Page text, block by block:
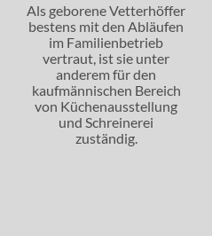
Als geborene Vetterhöffer
bestens mit den Abläufen
im Familienbetrieb
vertraut, ist sie unter
anderem für den
kaufmännischen Bereich
von Küchenausstellung
und Schreinerei
zuständig.